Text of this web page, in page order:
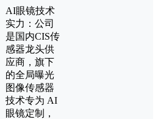
AI眼镜技术
实力：公司
是国内CIS传
感器龙头供
应商，旗下
的全局曝光
图像传感器
技术专为 AI
眼镜定制，